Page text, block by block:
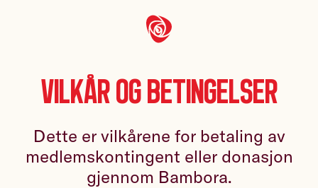
Vilkår og betingelser
Dette er vilkårene for betaling av
medlemskontingent eller donasjon
gjennom Bambora.